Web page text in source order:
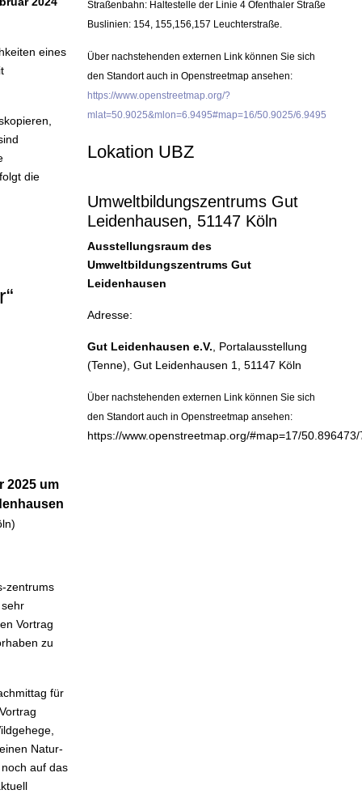
eines
die
2025 um
zentrums
Vortrag
zu
für
Natur-
auf das
Straßenbahn: Haltestelle der Linie 4 Ofenthaler Straße
Buslinien: 154, 155,156,157 Leuchterstraße.
Über nachstehenden externen Link können Sie sich
den Standort auch in Openstreetmap ansehen:
https://www.openstreetmap.org/?
mlat=50.9025&mlon=6.9495#map=16/50.9025/6.9495
Lokation UBZ
Umweltbildungszentrums Gut
Leidenhausen, 51147 Köln
Ausstellungsraum des
Umweltbildungszentrums Gut
Leidenhausen
Adresse:
Gut Leidenhausen e.V. , Portalausstellung
(Tenne), Gut Leidenhausen 1, 51147 Köln
Über nachstehenden externen Link können Sie sich
den Standort auch in Openstreetmap ansehen:
https://www.openstreetmap.org/#map=17/